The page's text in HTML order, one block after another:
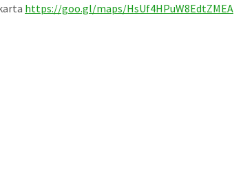
https://goo.gl/maps/HsUf4HPuW8EdtZMEA